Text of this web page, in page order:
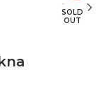
SOLD
OUT